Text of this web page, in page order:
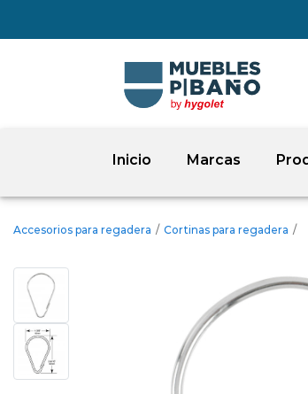
Inicio Marcas
Accesorios para regadera / Cortinas para regadera /